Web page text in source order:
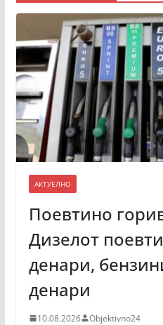
АКТУЕЛНО
Поевтино
Дизелот
денари,
денари
10.08.2026 Objektivno24